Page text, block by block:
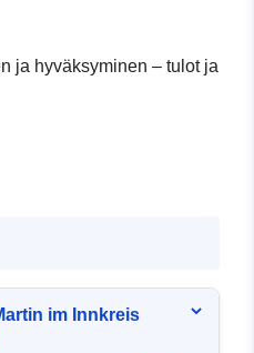
ja hyväksyminen – tulot ja
im Innkreis